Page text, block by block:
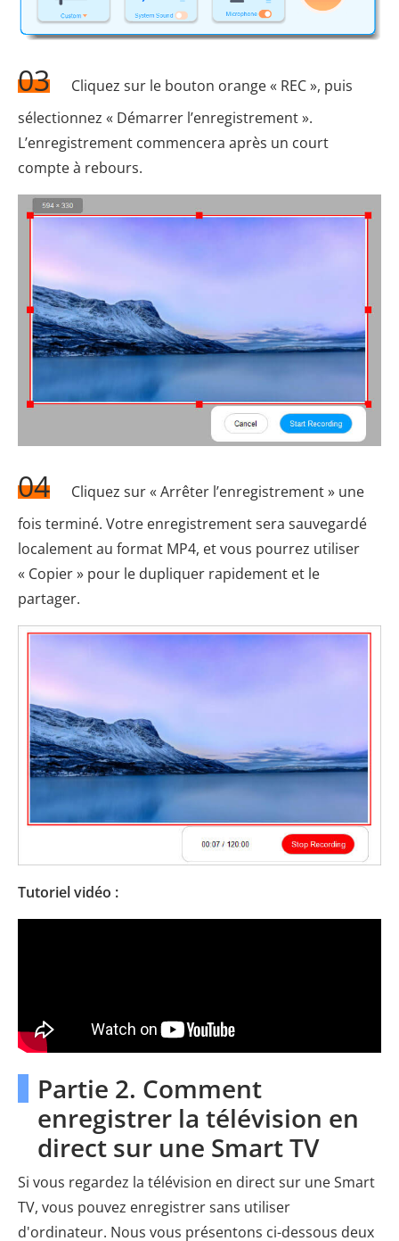
03
Cliquez sur le bouton orange « REC », puis
sélectionnez « Démarrer l’enregistrement ».
L’enregistrement commencera après un court
compte à rebours.
04
Cliquez sur « Arrêter l’enregistrement » une
fois terminé. Votre enregistrement sera sauvegardé
localement au format MP4, et vous pourrez utiliser
« Copier » pour le dupliquer rapidement et le
partager.
Tutoriel vidéo :
Partie 2. Comment
enregistrer la télévision en
direct sur une Smart TV
Si vous regardez la télévision en direct sur une Smart
TV, vous pouvez enregistrer sans utiliser
d'ordinateur. Nous vous présentons ci-dessous deux